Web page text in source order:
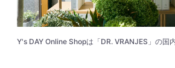
Y's DAY Online Shopは「DR. VRANJES」の国